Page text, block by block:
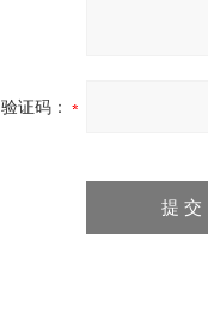
验证码：